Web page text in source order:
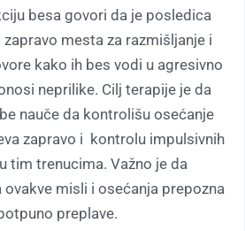
besa govori da je posledica
mesta za razmišljanje i
kako ih bes vodi u agresivno
neprilike. Cilj terapije je da
nauče da kontrolišu osećanje
zapravo i kontrolu impulsivnih
tim trenucima. Važno je da
misli i osećanja prepozna
preplave.